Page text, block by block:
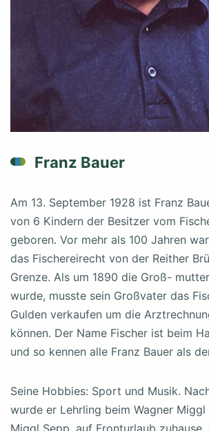
Franz Bauer
Am 13. September 1928 ist Franz
von 6 Kindern der Besitzer vom
geboren. Vor mehr als 100 Jahren
das Fischereirecht von der Reither
Grenze. Als um 1890 die Groß-
wurde, musste sein Großvater das
Gulden verkaufen um die
können. Der Name Fischer ist beim
und so kennen alle Franz Bauer als
Seine Hobbies: Sport und Musik.
wurde er Lehrling beim Wagner Miggl
Miggl Sepp, auf Fronturlaub